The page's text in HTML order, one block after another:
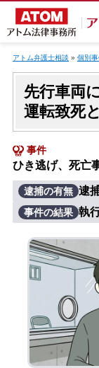
ホームに
刑事事件でお
刑事事件
接見・
刑事事件
アトム弁護士相談 » 個別
先行車両
運転致死
事件
ひき逃げ、死亡
逮捕の有無 逮
事件の結果 執